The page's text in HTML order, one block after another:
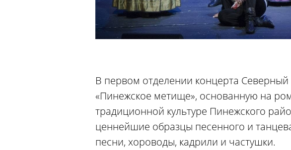
В первом отделении концерта
«Пинежское метище», основанную на
традиционной культуре Пинежского
ценнейшие образцы песенного и
песни, хороводы, кадрили и частушки.